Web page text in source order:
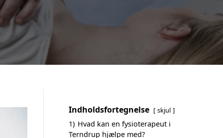
Indholdsfortegnelse skjul
1) Hvad kan en fysioterapeut i
Terndrup hjælpe med?